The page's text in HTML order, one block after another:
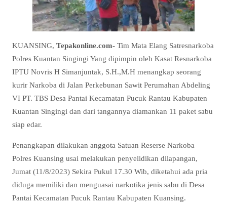
KUANSING, Tepakonline.com- Tim Mata Elang Satresnarkoba
Polres Kuantan Singingi Yang dipimpin oleh Kasat Resnarkoba
IPTU Novris H Simanjuntak, S.H.,M.H menangkap seorang
kurir Narkoba di Jalan Perkebunan Sawit Perumahan Abdeling
VI PT. TBS Desa Pantai Kecamatan Pucuk Rantau Kabupaten
Kuantan Singingi dan dari tangannya diamankan 11 paket sabu
siap edar.
Penangkapan dilakukan anggota Satuan Reserse Narkoba
Polres Kuansing usai melakukan penyelidikan dilapangan,
Jumat (11/8/2023) Sekira Pukul 17.30 Wib, diketahui ada pria
diduga memiliki dan menguasai narkotika jenis sabu di Desa
Pantai Kecamatan Pucuk Rantau Kabupaten Kuansing.